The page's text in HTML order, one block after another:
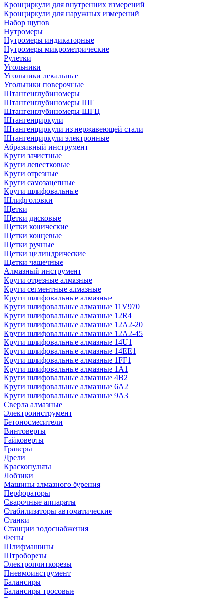
Кронциркули для внутренних измерений
Кронциркули для наружных измерений
Набор щупов
Нутромеры
Нутромеры индикаторные
Нутромеры микрометрические
Рулетки
Угольники
Угольники лекальные
Угольники поверочные
Штангенглубиномеры
Штангенглубиномеры ШГ
Штангенглубиномеры ШГЦ
Штангенциркули
Штангенциркули из нержавеющей стали
Штангенциркули электронные
Абразивный инструмент
Круги зачистные
Круги лепестковые
Круги отрезные
Круги самозацепные
Круги шлифовальные
Шлифголовки
Щетки
Щетки дисковые
Щетки конические
Щетки концевые
Щетки ручные
Щетки цилиндрические
Щетки чашечные
Алмазный инструмент
Круги отрезные алмазные
Круги сегментные алмазные
Круги шлифовальные алмазные
Круги шлифовальные алмазные 11V970
Круги шлифовальные алмазные 12R4
Круги шлифовальные алмазные 12А2-20
Круги шлифовальные алмазные 12А2-45
Круги шлифовальные алмазные 14U1
Круги шлифовальные алмазные 14ЕЕ1
Круги шлифовальные алмазные 1FF1
Круги шлифовальные алмазные 1А1
Круги шлифовальные алмазные 4В2
Круги шлифовальные алмазные 6A2
Круги шлифовальные алмазные 9А3
Сверла алмазные
Электроинструмент
Бетоносмесители
Винтоверты
Гайковерты
Граверы
Дрели
Краскопульты
Лобзики
Машины алмазного бурения
Перфораторы
Сварочные аппараты
Стабилизаторы автоматические
Станки
Станции водоснабжения
Фены
Шлифмашины
Штроборезы
Электроплиткорезы
Пневмоинструмент
Балансиры
Балансиры тросовые